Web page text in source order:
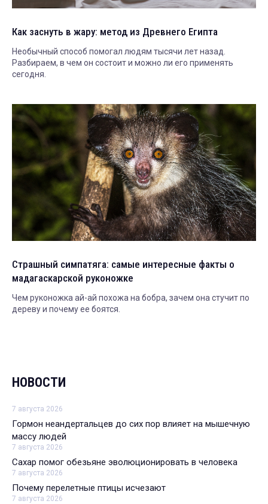
Как заснуть в жару: метод из Древнего Египта
Необычный способ помогал людям тысячи лет назад.
Разбираем, в чем он состоит и можно ли его применять
сегодня.
Страшный симпатяга: самые интересные факты о
мадагаскарской руконожке
Чем руконожка ай-ай похожа на бобра, зачем она стучит по
дереву и почему ее боятся.
НОВОСТИ
7 августа 2026
Гормон неандертальцев до сих пор влияет на мышечную
массу людей
7 августа 2026
Сахар помог обезьяне эволюционировать в человека
7 августа 2026
Почему перелетные птицы исчезают
7 августа 2026